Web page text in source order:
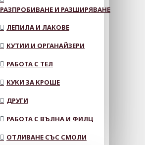
РАЗПРОБИВАНЕ И РАЗШИРЯВАНЕ
ЛЕПИЛА И ЛАКОВЕ
КУТИИ И ОРГАНАЙЗЕРИ
РАБОТА С ТЕЛ
КУКИ ЗА КРОШЕ
ДРУГИ
РАБОТА С ВЪЛНА И ФИЛЦ
ОТЛИВАНЕ СЪС СМОЛИ